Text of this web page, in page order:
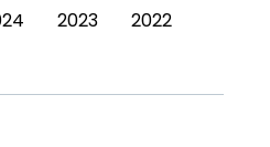
2023
2022